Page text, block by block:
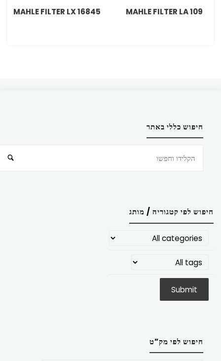
MAHLE FILTER LA 109
MAHLE FILTER LX 16845
חיפוש כללי באתר
חיפוש לפי קטגוריה / מותג
חיפוש לפי מק”ט